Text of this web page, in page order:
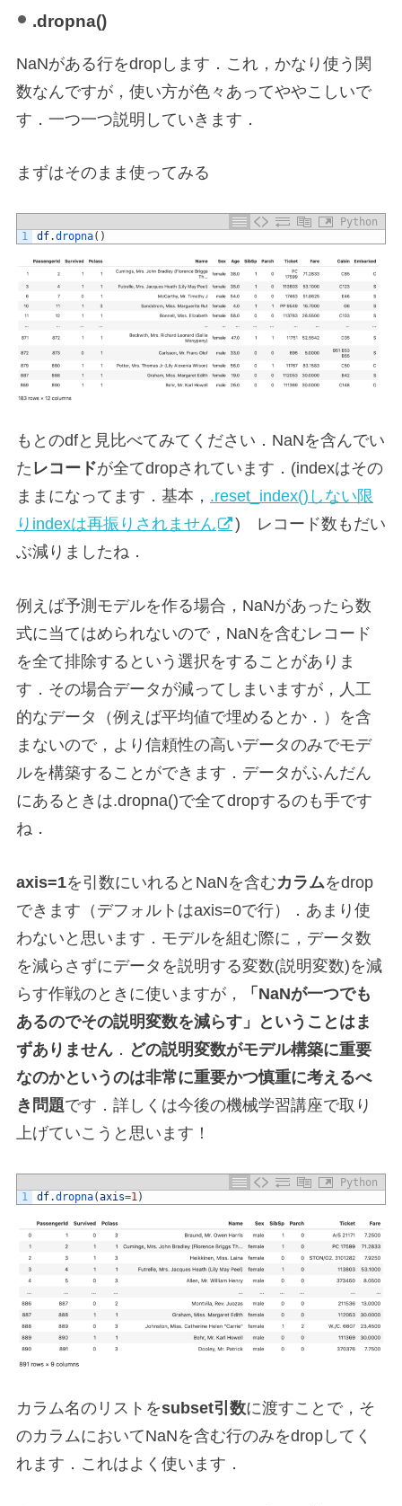
.dropna()
NaNがある行をdropします．これ，かなり使う関
数なんですが，使い方が色々あってややこしいで
す．一つ一つ説明していきます．
まずはそのまま使ってみる
Python
1
df.dropna( )
もとのdfと見比べてみてください．NaNを含んでい
た レコードが全てdropされています．(indexはその
ままになってます．基本， .reset_index()しない限
りindexは再振りされません
) レコード数もだい
ぶ減りましたね．
例えば予測モデルを作る場合，NaNがあったら数
式に当てはめられないので，NaNを含むレコード
を全て排除するという選択をすることがありま
す．その場合データが減ってしまいますが，人工
的なデータ（例えば平均値で埋めるとか．）を含
まないので，より信頼性の高いデータのみでモデ
ルを構築することができます．データがふんだん
にあるときは.dropna()で全てdropするのも手です
ね．
axis=1を引数にいれるとNaNを含むカラムをdrop
できます（デフォルトはaxis=0で行）．あまり使
わないと思います．モデルを組む際に，データ数
を減らさずにデータを説明する変数(説明変数)を減
らす作戦のときに使いますが，
「NaNが一つでも
あるのでその説明変数を減らす」ということはま
ずありません ． どの説明変数がモデル構築に重要
なのかというのは非常に重要かつ慎重に考えるべ
き問題です．詳しくは今後の機械学習講座で取り
上げていこうと思います！
Python
1
df.dropna(axis=1 )
カラム名のリストをsubset引数に渡すことで，そ
のカラムにおいてNaNを含む行のみをdropしてく
れます．これはよく使います．